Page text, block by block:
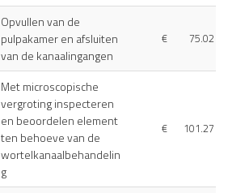
Opvullen van de
pulpakamer en afsluiten
van de kanaalingangen
€ 75.02
Met microscopische
vergroting inspecteren
en beoordelen element
ten behoeve van de
wortelkanaalbehandelin
g
€ 101.27